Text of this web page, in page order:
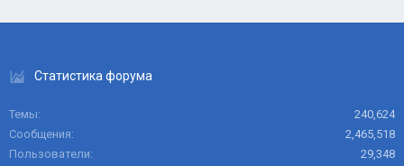
Статистика форума
Темы
240,624
Сообщения
2,465,518
Пользователи
29,348